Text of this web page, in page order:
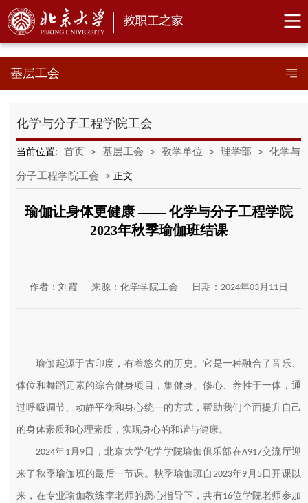
基层工会
化学与分子工程学院工会
当前位置: 首页 > 基层工会 > 教学单位 > 理学部 > 化学与
分子工程学院工会 > 正文
瑜伽让身体更健康 —— 化学与分子工程学院
2023年秋季瑜伽班结课
作者：刘霞 来源：化学学院工会 日期：2024年03月11日
瑜伽 起源于古印度 ，有着悠久的历史。它是一种融合了音乐、
体位和舞蹈元素的综合健身项目，集健身、修心、养性于一体，通
过呼吸调节、动静平衡和身心统一的方式，帮助我们全面提升自己
的身体素质和心理素质，实现身心的和谐与健康。
2024年1月 9 日，北京大学化学学院瑜伽俱乐部在A917交流厅迎
来了秋季瑜伽班的最后一节课。秋季瑜伽班自 2023年9 月 5日开课以
来，在专业瑜伽教练李老师的悉心指导下，共有16位学院老师参加